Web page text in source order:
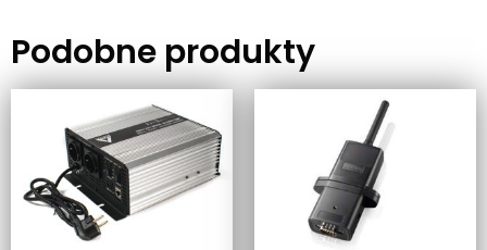
Podobne produkty